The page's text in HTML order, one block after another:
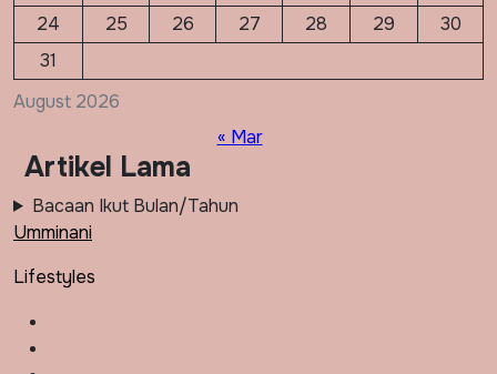
August 2026
24
25 26 27 28 29
30
31
« Mar
Artikel Lama
Bacaan Ikut Bulan/Tahun
Umminani
Lifestyles